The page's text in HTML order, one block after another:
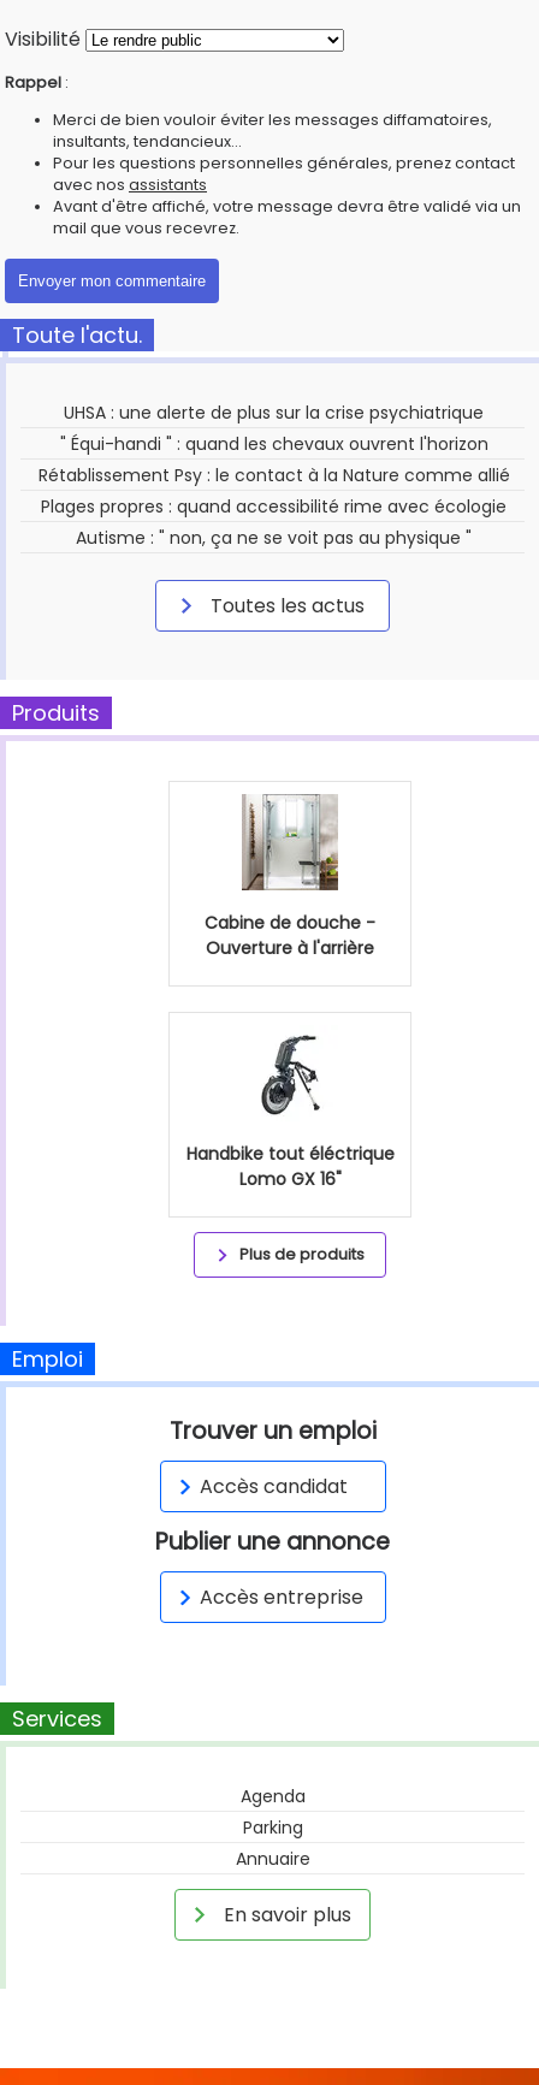
Visibilité
Rappel :
Merci de bien vouloir éviter les messages diffamatoires,
insultants, tendancieux...
Pour les questions personnelles générales, prenez contact
avec nos assistants
Avant d'être affiché, votre message devra être validé via un
mail que vous recevrez.
Toute l'actu.
UHSA : une alerte de plus sur la crise psychiatrique
" Équi-handi " : quand les chevaux ouvrent l'horizon
Rétablissement Psy : le contact à la Nature comme allié
Plages propres : quand accessibilité rime avec écologie
Autisme : " non, ça ne se voit pas au physique "
Toutes les actus
Produits
Cabine de douche -
Ouverture à l'arrière
Handbike tout éléctrique
Lomo GX 16"
Plus de produits
Emploi
Trouver un emploi
Accès candidat
Publier une annonce
Accès entreprise
Services
Agenda
Parking
Annuaire
En savoir plus